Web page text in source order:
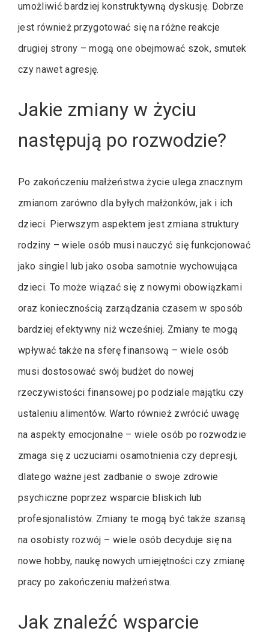
umożliwić bardziej konstruktywną dyskusję. Dobrze
jest również przygotować się na różne reakcje
drugiej strony – mogą one obejmować szok, smutek
czy nawet agresję.
Jakie zmiany w życiu
następują po rozwodzie?
Po zakończeniu małżeństwa życie ulega znacznym
zmianom zarówno dla byłych małżonków, jak i ich
dzieci. Pierwszym aspektem jest zmiana struktury
rodziny – wiele osób musi nauczyć się funkcjonować
jako singiel lub jako osoba samotnie wychowująca
dzieci. To może wiązać się z nowymi obowiązkami
oraz koniecznością zarządzania czasem w sposób
bardziej efektywny niż wcześniej. Zmiany te mogą
wpływać także na sferę finansową – wiele osób
musi dostosować swój budżet do nowej
rzeczywistości finansowej po podziale majątku czy
ustaleniu alimentów. Warto również zwrócić uwagę
na aspekty emocjonalne – wiele osób po rozwodzie
zmaga się z uczuciami osamotnienia czy depresji,
dlatego ważne jest zadbanie o swoje zdrowie
psychiczne poprzez wsparcie bliskich lub
profesjonalistów. Zmiany te mogą być także szansą
na osobisty rozwój – wiele osób decyduje się na
nowe hobby, naukę nowych umiejętności czy zmianę
pracy po zakończeniu małżeństwa.
Jak znaleźć wsparcie